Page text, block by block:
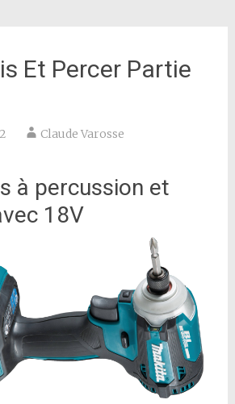
Et Percer Partie
Claude Varosse
à percussion et
18V